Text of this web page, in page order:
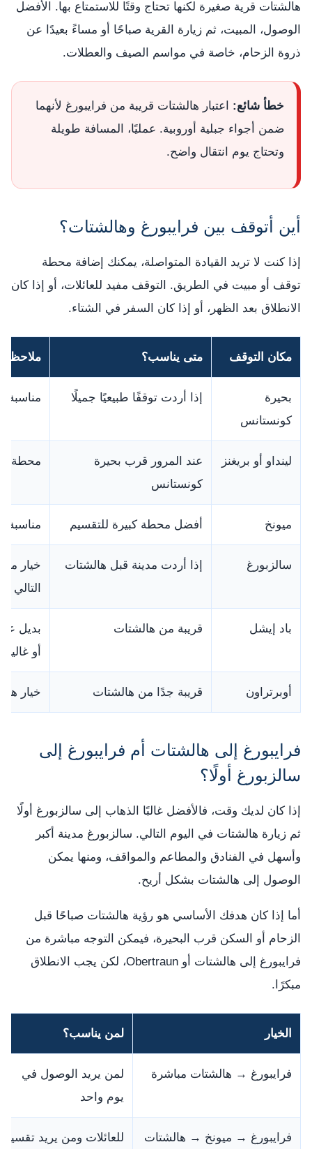
هالشتات قرية صغيرة لكنها تحتاج وقتًا للاستمتاع بها. الأفضل
الوصول، المبيت، ثم زيارة القرية صباحًا أو مساءً بعيدًا عن
ذروة الزحام، خاصة في مواسم الصيف والعطلات.
خطأ شائع: اعتبار هالشتات قريبة من فرايبورغ لأنهما
ضمن أجواء جبلية أوروبية. عمليًا، المسافة طويلة
وتحتاج يوم انتقال واضح.
أين أتوقف بين فرايبورغ وهالشتات؟
إذا كنت لا تريد القيادة المتواصلة، يمكنك إضافة محطة
توقف أو مبيت في الطريق. التوقف مفيد للعائلات، أو إذا كان
الانطلاق بعد الظهر، أو إذا كان السفر في الشتاء.
مكان التوقف متى يناسب؟ ملاحظة
بحيرة
كونستانس
إذا أردت توقفًا طبيعيًا جميلًا مناسبة
لينداو أو بريغنز
عند المرور قرب بحيرة
كونستانس
محطة
ميونخ أفضل محطة كبيرة للتقسيم مناسبة
سالزبورغ إذا أردت مدينة قبل هالشتات
خيار
التالي
باد إيشل قريبة من هالشتات
بديل
أو غالية
أوبرتراون قريبة جدًا من هالشتات خيار
فرايبورغ إلى هالشتات أم فرايبورغ إلى
سالزبورغ أولًا؟
إذا كان لديك وقت، فالأفضل غالبًا الذهاب إلى سالزبورغ أولًا
ثم زيارة هالشتات في اليوم التالي. سالزبورغ مدينة أكبر
وأسهل في الفنادق والمطاعم والمواقف، ومنها يمكن
الوصول إلى هالشتات بشكل أريح.
أما إذا كان هدفك الأساسي هو رؤية هالشتات صباحًا قبل
الزحام أو السكن قرب البحيرة، فيمكن التوجه مباشرة من
فرايبورغ إلى هالشتات أو Obertraun، لكن يجب الانطلاق
مبكرًا.
الخيار لمن يناسب؟
فرايبورغ → هالشتات مباشرة
لمن يريد الوصول في
يوم واحد
فرايبورغ → ميونخ → هالشتات للعائلات ومن يريد تقسيم